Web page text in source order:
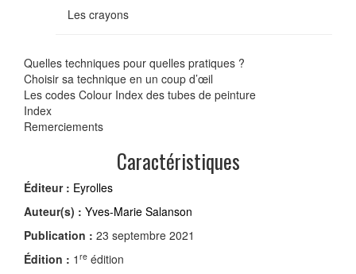
Les crayons
Quelles techniques pour quelles pratiques ?
Choisir sa technique en un coup d’œil
Les codes Colour Index des tubes de peinture
Index
Remerciements
Caractéristiques
Éditeur : Eyrolles
Auteur(s) : Yves-Marie Salanson
Publication : 23 septembre 2021
Édition : 1 re édition